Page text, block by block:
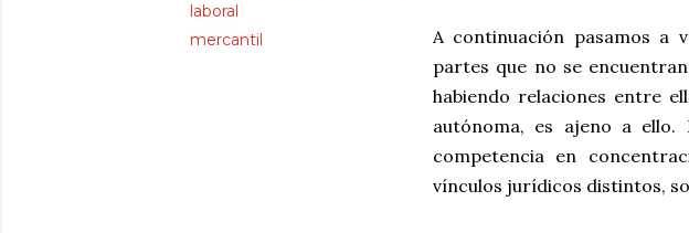
laboral
mercantil
A continuación pasamos a
partes que no se
habiendo relaciones entre
autónoma, es ajeno a
competencia en
vínculos jurídicos distintos,